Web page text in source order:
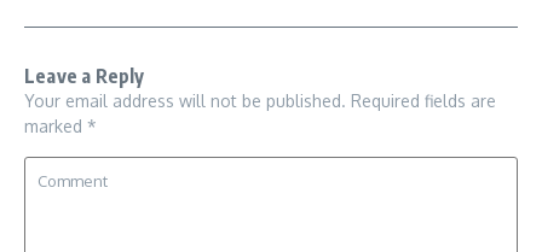
Leave a Reply
Your email address will not be published. Required fields are
marked *